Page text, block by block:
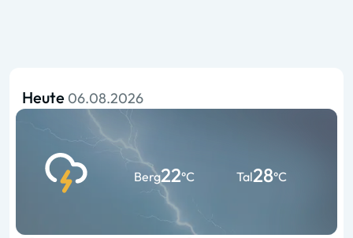
Heute 06.08.2026
Berg22°C Tal28°C